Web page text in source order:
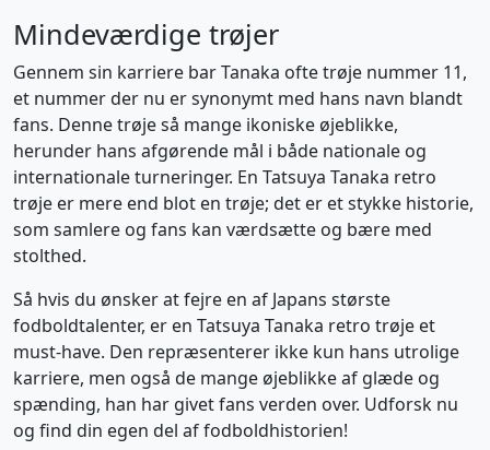
Mindeværdige trøjer
Gennem sin karriere bar Tanaka ofte trøje nummer 11,
et nummer der nu er synonymt med hans navn blandt
fans. Denne trøje så mange ikoniske øjeblikke,
herunder hans afgørende mål i både nationale og
internationale turneringer. En Tatsuya Tanaka retro
trøje er mere end blot en trøje; det er et stykke historie,
som samlere og fans kan værdsætte og bære med
stolthed.
Så hvis du ønsker at fejre en af Japans største
fodboldtalenter, er en Tatsuya Tanaka retro trøje et
must-have. Den repræsenterer ikke kun hans utrolige
karriere, men også de mange øjeblikke af glæde og
spænding, han har givet fans verden over. Udforsk nu
og find din egen del af fodboldhistorien!